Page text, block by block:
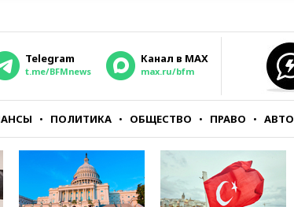
Telegram
t.me/BFMnews
Канал в MAX
max.ru/bfm
ПОЛИТИКА ОБЩЕСТВО ПРАВО АВТО